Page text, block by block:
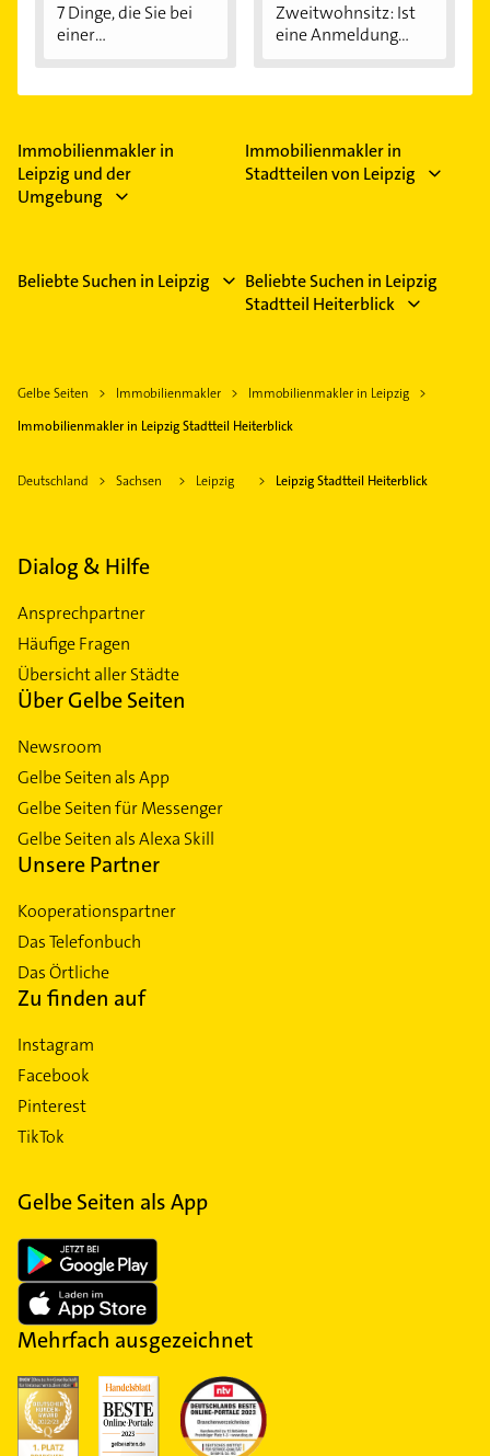
7 Dinge, die Sie bei
einer
Zweitwohnsitz: Ist
eine Anmeldung...
Immobilienmakler in
Leipzig und der
Umgebung
Immobilienmakler in
Stadtteilen von Leipzig
Beliebte Suchen in Leipzig
Beliebte Suchen in Leipzig
Stadtteil Heiterblick
Gelbe Seiten Immobilienmakler
Immobilienmakler in Leipzig
Immobilienmakler in Leipzig Stadtteil Heiterblick
Deutschland Sachsen Leipzig Leipzig Stadtteil Heiterblick
Dialog & Hilfe
Ansprechpartner
Häufige Fragen
Übersicht aller Städte
Über Gelbe Seiten
Newsroom
Gelbe Seiten als App
Gelbe Seiten für Messenger
Gelbe Seiten als Alexa Skill
Unsere Partner
Kooperationspartner
Das Telefonbuch
Das Örtliche
Zu finden auf
Instagram
Facebook
Pinterest
TikTok
Gelbe Seiten als App
Mehrfach ausgezeichnet